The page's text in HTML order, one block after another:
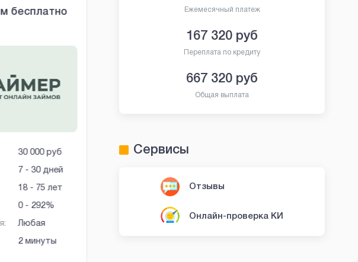
бесплатно
30 000 руб
7 - 30 дней
18 - 75 лет
0 - 292%
Любая
2 минуты
Ежемесячный платеж
167 320 руб
Переплата по кредиту
667 320 руб
Общая выплата
Сервисы
Отзывы
Онлайн-проверка КИ